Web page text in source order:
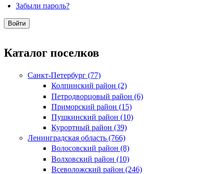
Забыли пароль?
Каталог поселков
Санкт-Петербург (77)
Колпинский район (2)
Петродворцовый район (6)
Приморский район (15)
Пушкинский район (10)
Курортный район (39)
Ленинградская область (766)
Волосовский район (8)
Волховский район (10)
Всеволожский район (246)